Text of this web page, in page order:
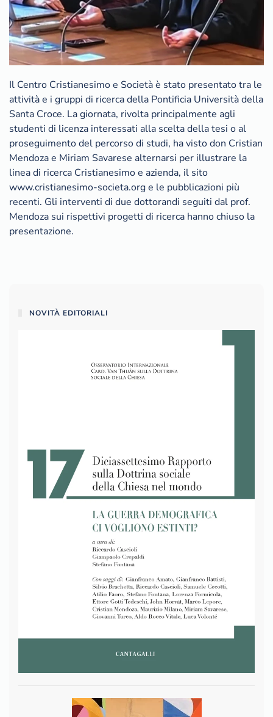
Il Centro Cristianesimo e Società è stato presentato tra le
attività e i gruppi di ricerca della Pontificia Università della
Santa Croce. La giornata, rivolta principalmente agli
studenti di licenza interessati alla scelta della tesi o al
proseguimento del percorso di studi, ha visto don Cristian
Mendoza e Miriam Savarese alternarsi per illustrare la
linea di ricerca Cristianesimo e azienda, il sito
www.cristianesimo-societa.org e le pubblicazioni più
recenti. Gli interventi di due dottorandi seguiti dal prof.
Mendoza sui rispettivi progetti di ricerca hanno chiuso la
presentazione.
NOVITÀ EDITORIALI